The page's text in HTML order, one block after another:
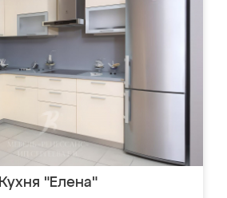
Кухня "Елена"